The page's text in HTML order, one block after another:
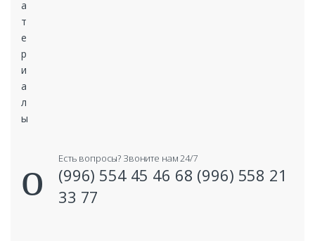
Есть вопросы? Звоните нам 24/7
(996) 554 45 46 68 (996) 558 21
33 77